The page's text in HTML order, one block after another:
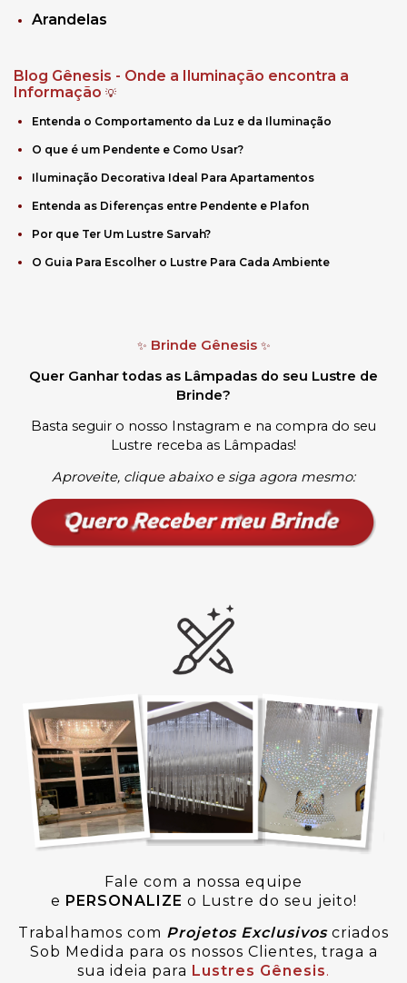
Arandelas
Blog Gênesis - Onde a Iluminação encontra a
Informação 💡
Entenda o Comportamento da Luz e da Iluminação
O que é um Pendente e Como Usar?
Iluminação Decorativa Ideal Para Apartamentos
Entenda as Diferenças entre Pendente e Plafon
Por que Ter Um Lustre Sarvah?
O Guia Para Escolher o Lustre Para Cada Ambiente
✨ Brinde Gênesis ✨
Quer Ganhar todas as Lâmpadas do seu Lustre de
Brinde?
Basta seguir o nosso Instagram e na compra do seu
Lustre receba as Lâmpadas!
Aproveite, clique abaixo e siga agora mesmo:
Fale com a nossa equipe
e PERSONALIZE o Lustre do seu jeito!
Trabalhamos com Projetos Exclusivoscriados
Sob Medida para os nossos Clientes, traga a
sua ideia para Lustres Gênesis.